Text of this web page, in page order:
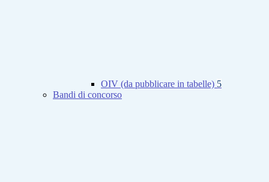
OIV (da pubblicare in tabelle) 5
Bandi di concorso